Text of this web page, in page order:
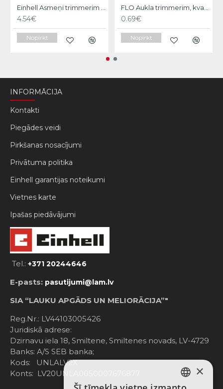
Einhell Asmeņi trimmerim 20gb.
4.54€
Nopirkt
FLO Aukla trimmerim, kvadrātveida, 2.0mm/10m
0.69€
Nopirkt
INFORMĀCIJA
Kontakti
Piegādes veidi
Pirkšanas nosacījumi
Privātuma politika
Einhell garantijas noteikumi
Vietnes karte
Ipašas piedāvājumi
Tel.: +371 20244646
E-pasts: pasutijumi@lam.lv
SIA “LAUKU APGĀDS UN MELIORĀCIJA”"
Reg.Nr.: LV44103005426
Juridiskā adrese:
Dzirnavu iela 18, Smiltene, Smiltenes novads, LV-4729
Banks: A/S SEB banka;
Kods: UNLALV2X
Konts: LV20UNLA0050007676877
×